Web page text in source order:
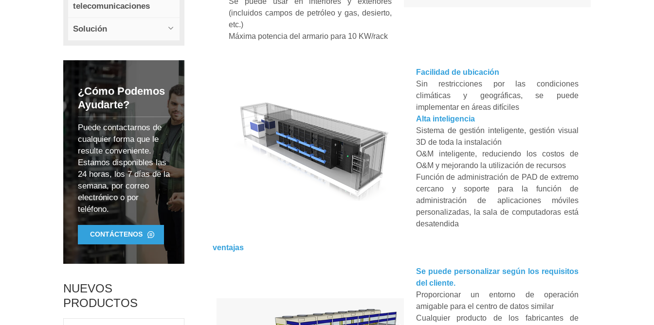
telecomunicaciones
Solución
¿Cómo Podemos
Ayudarte?
Puede contactarnos de
cualquier forma que le
resulte conveniente.
Estamos disponibles las
24 horas, los 7 días de la
semana, por correo
electrónico o por
teléfono.
CONTÁCTENOS
NUEVOS
PRODUCTOS
(incluidos campos de petróleo y gas, desierto,
etc.)
Máxima potencia del armario para 10 KW/rack
Facilidad de ubicación
Sin restricciones por las condiciones
climáticas y geográficas, se puede
implementar en áreas difíciles
Alta inteligencia
Sistema de gestión inteligente, gestión visual
3D de toda la instalación
O&M inteligente, reduciendo los costos de
O&M y mejorando la utilización de recursos
Función de administración de PAD de extremo
cercano y soporte para la función de
administración de aplicaciones móviles
personalizadas, la sala de computadoras está
desatendida
ventajas
Se puede personalizar según los requisitos
del cliente.
Proporcionar un entorno de operación
amigable para el centro de datos similar
Cualquier producto de los fabricantes de